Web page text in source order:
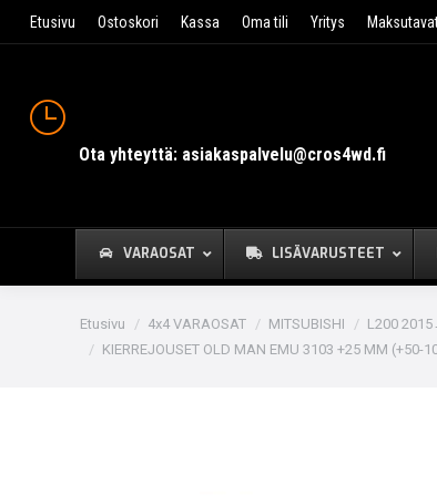
Etusivu Ostoskori Kassa Oma tili Yritys
Ota yhteyttä: asiakaspalvelu@cros4wd.fi
VARAOSAT LISÄVARUSTEET
You are here:
Etusivu 4x4 VARAOSAT MITSUBISHI L200
KIERREJOUSET OLD MAN EMU 3103 +25 MM (+50-